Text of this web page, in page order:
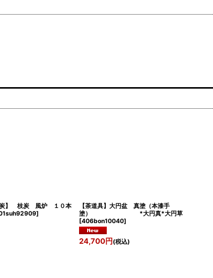
炭】 枝炭 風炉 １０本
]
【茶道具】大円盆 真塗（本漆手
塗） *大円真*大円草
[406bon10040]
24,700円 (税込)